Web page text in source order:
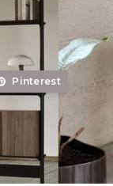
Pinterest